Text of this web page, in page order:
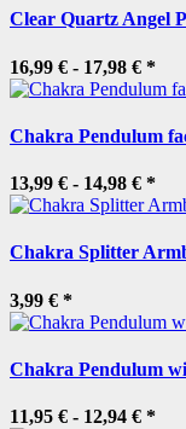
Clear Quartz Angel
16,99 € - 17,98 € *
Chakra Pendulum
13,99 € - 14,98 € *
Chakra Splitter
3,99 € *
Chakra Pendulum
11,95 € - 12,94 € *